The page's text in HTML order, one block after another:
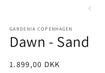
GARDENIA COPENHAGEN
Dawn - Sand
Normalpris
1.899,00 DKK